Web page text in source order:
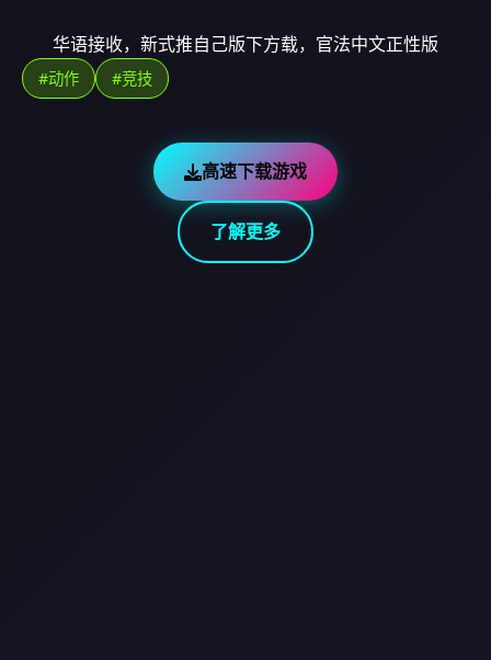
华语接收，新式推自己版下方载，官法中文正性版
#动作 #竞技
高速下载游戏
了解更多